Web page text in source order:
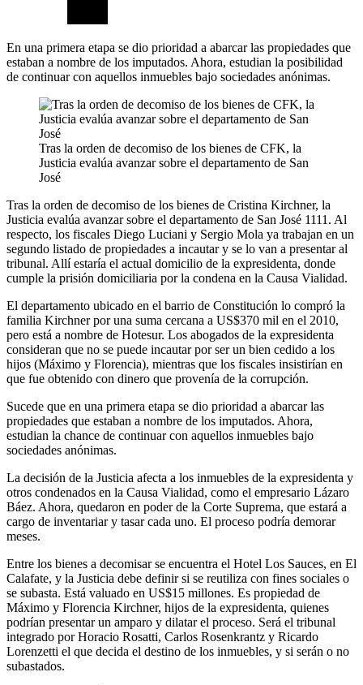
En una primera etapa se dio prioridad a abarcar las propiedades que
estaban a nombre de los imputados. Ahora, estudian la posibilidad
de continuar con aquellos inmuebles bajo sociedades anónimas.
Tras la orden de decomiso de los bienes de CFK, la
Justicia evalúa avanzar sobre el departamento de San
José
Tras la orden de decomiso de los bienes de Cristina Kirchner, la
Justicia evalúa avanzar sobre el departamento de San José 1111. Al
respecto, los fiscales Diego Luciani y Sergio Mola ya trabajan en un
segundo listado de propiedades a incautar y se lo van a presentar al
tribunal. Allí estaría el actual domicilio de la expresidenta, donde
cumple la prisión domiciliaria por la condena en la Causa Vialidad.
El departamento ubicado en el barrio de Constitución lo compró la
familia Kirchner por una suma cercana a US$370 mil en el 2010,
pero está a nombre de Hotesur. Los abogados de la expresidenta
consideran que no se puede incautar por ser un bien cedido a los
hijos (Máximo y Florencia), mientras que los fiscales insistirían en
que fue obtenido con dinero que provenía de la corrupción.
Sucede que en una primera etapa se dio prioridad a abarcar las
propiedades que estaban a nombre de los imputados. Ahora,
estudian la chance de continuar con aquellos inmuebles bajo
sociedades anónimas.
La decisión de la Justicia afecta a los inmuebles de la expresidenta y
otros condenados en la Causa Vialidad, como el empresario Lázaro
Báez. Ahora, quedaron en poder de la Corte Suprema, que estará a
cargo de inventariar y tasar cada uno. El proceso podría demorar
meses.
Entre los bienes a decomisar se encuentra el Hotel Los Sauces, en El
Calafate, y la Justicia debe definir si se reutiliza con fines sociales o
se subasta. Está valuado en US$15 millones. Es propiedad de
Máximo y Florencia Kirchner, hijos de la expresidenta, quienes
podrían presentar un amparo y dilatar el proceso. Será el tribunal
integrado por Horacio Rosatti, Carlos Rosenkrantz y Ricardo
Lorenzetti el que decida el destino de los inmuebles, y si serán o no
subastados.